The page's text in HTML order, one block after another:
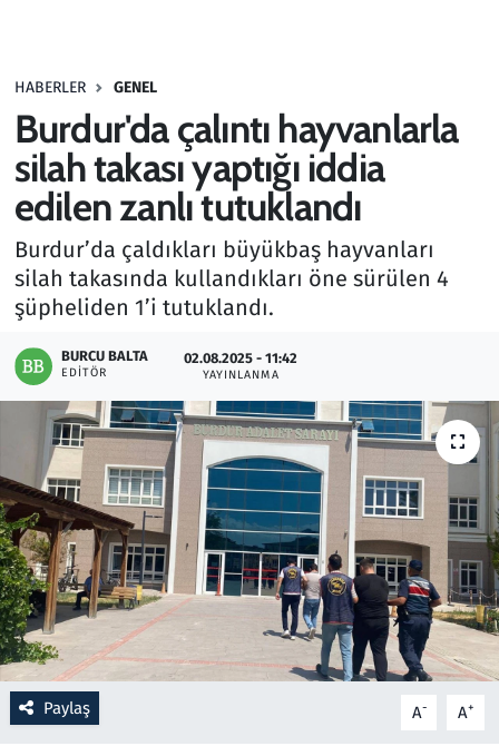
HABERLER GENEL
Burdur'da çalıntı hayvanlarla
silah takası yaptığı iddia
edilen zanlı tutuklandı
Burdur’da çaldıkları büyükbaş hayvanları
silah takasında kullandıkları öne sürülen 4
şüpheliden 1’i tutuklandı.
BURCU BALTA
EDITÖR
02.08.2025 - 11:42
YAYINLANMA
Paylaş A- A+
Haber
Kültür Sanat
Kurumsal Haberler
Lezzet Durağı
Memur ve Kamu
Otomobil
Oyun
Ramazan
Resmi İlanlar
Rüya Tabirleri
Sağlık
Savunma Sanayi